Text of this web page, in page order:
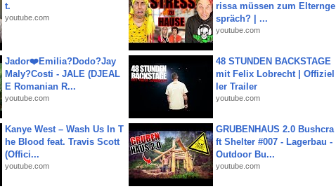
t.
youtube.com
rissa müssen zum Elternge
spräch? | ...
youtube.com
Jador❤️Emilia?Dodo?Jay
Maly?Costi - JALE (DJEAL
E Romanian R...
youtube.com
48 STUNDEN BACKSTAGE
mit Felix Lobrecht | Offiziel
ler Trailer
youtube.com
Kanye West – Wash Us In T
he Blood feat. Travis Scott
(Offici...
youtube.com
GRUBENHAUS 2.0 Bushcra
ft Shelter #007 - Lagerbau -
Outdoor Bu...
youtube.com